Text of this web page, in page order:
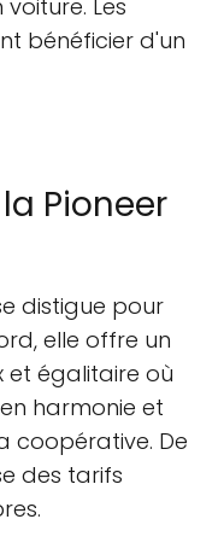
Les
bénéficier d'un
Pioneer
distigue pour
elle offre un
et égalitaire où
harmonie et
coopérative. De
des tarifs